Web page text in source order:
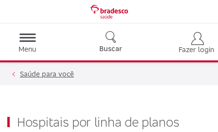
Menu Buscar Fazer login
Saúde para você
Hospitais por linha de planos